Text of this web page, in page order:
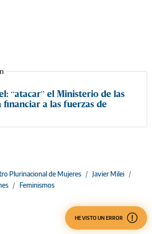
“atacar” el Ministerio de las
financiar a las fuerzas de
Plurinacional de Mujeres / Javier Milei /
/ Feminismos
HE VISTO UN ERROR